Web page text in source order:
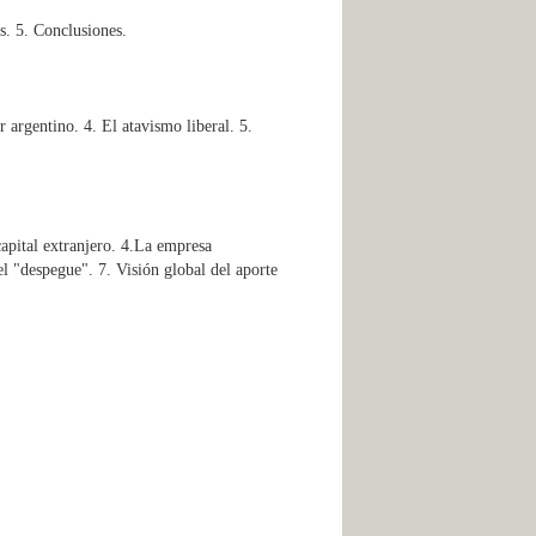
5. Conclusiones.
argentino. 4. El atavismo liberal. 5.
extranjero. 4.La empresa
"despegue". 7. Visión global del aporte